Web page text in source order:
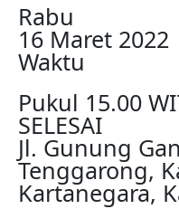
Rabu
16 Maret 2022
Waktu
Pukul 15.00
SELESAI
Jl. Gunung
Tenggarong,
Kartanegara,